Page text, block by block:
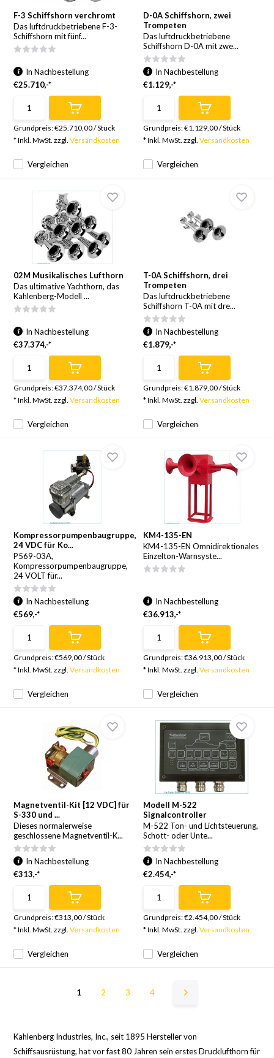
F-3 Schiffshorn verchromt
Das luftdruckbetriebene F-3-
Schiffshorn mit fünf...
Vergleichen
In Nachbestellung
€25.710,-*
Grundpreis:€25.710,00/Stück
* Inkl. MwSt. zzgl.Versandkosten
D-0A Schiffshorn, zwei
Trompeten
Das luftdruckbetriebene
Schiffshorn D-0A mit zwe...
Vergleichen
In Nachbestellung
€1.129,-*
Grundpreis:€1.129,00/Stück
* Inkl. MwSt. zzgl. Versandkosten
02M Musikalisches Lufthorn
Das ultimative Yachthorn, das
Kahlenberg-Modell ...
Vergleichen
In Nachbestellung
€37.374,-*
Grundpreis:€37.374,00/Stück
* Inkl. MwSt. zzgl.Versandkosten
T-0A Schiffshorn, drei
Trompeten
Das luftdruckbetriebene
Schiffshorn T-0A mit dre...
Vergleichen
In Nachbestellung
€1.879,-*
Grundpreis:€1.879,00/Stück
* Inkl. MwSt. zzgl. Versandkosten
Kompressorpumpenbaugruppe,
24 VDC für Ko...
P569-03A,
Kompressorpumpenbaugruppe,
24 VOLT für...
Vergleichen
In Nachbestellung
€569,-*
Grundpreis:€569,00/Stück
* Inkl. MwSt. zzgl.Versandkosten
KM4-135-EN
KM4-135-EN Omnidirektionales
Einzelton-Warnsyste...
Vergleichen
In Nachbestellung
€36.913,-*
Grundpreis:€36.913,00/Stück
* Inkl. MwSt. zzgl. Versandkosten
Magnetventil-Kit [12 VDC] für
S-330 und ...
Dieses normalerweise
geschlossene Magnetventil-K...
Vergleichen
In Nachbestellung
€313,-*
Grundpreis:€313,00/Stück
* Inkl. MwSt. zzgl.Versandkosten
Modell M-522
Signalcontroller
M-522 Ton- und Lichtsteuerung,
Schott- oder Unte...
Vergleichen
In Nachbestellung
€2.454,-*
Grundpreis:€2.454,00/Stück
* Inkl. MwSt. zzgl. Versandkosten
1 2 3 4
Kahlenberg Industries, Inc., seit 1895 Hersteller von
Schiffsausrüstung, hat vor fast 80 Jahren sein erstes Drucklufthorn für